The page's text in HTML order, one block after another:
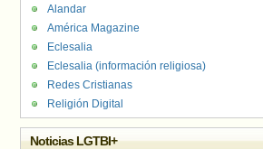
Alandar
América Magazine
Eclesalia
Eclesalia (información religiosa)
Redes Cristianas
Religión Digital
Noticias LGTBI+